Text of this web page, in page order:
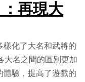
：再現大
樣化了大名和武將的
大名之間的區別更加
體驗，提高了遊戲的